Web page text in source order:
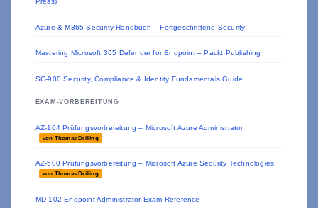
Azure & M365 Security Handbuch – Fortgeschrittene Security
Mastering Microsoft 365 Defender for Endpoint – Packt Publishing
SC-900 Security, Compliance & Identity Fundamentals Guide
EXAM-VORBEREITUNG
AZ-104 Prüfungsvorbereitung – Microsoft Azure Administrator
von Thomas Drilling
AZ-500 Prüfungsvorbereitung – Microsoft Azure Security Technologies
von Thomas Drilling
MD-102 Endpoint Administrator Exam Reference